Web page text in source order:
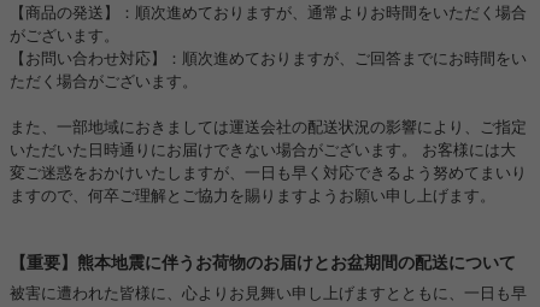
【商品の発送】：順次進めておりますが、通常よりお時間をいただく場合
がございます。
【お問い合わせ対応】：順次進めておりますが、ご回答までにお時間をい
ただく場合がございます。
また、一部地域におきましては運送会社の配送状況の影響により、ご指定
いただいた日時通りにお届けできない場合がございます。 お客様には大
変ご迷惑をおかけいたしますが、一日も早く対応できるよう努めてまいり
ますので、何卒ご理解とご協力を賜りますようお願い申し上げます。
【重要】熊本地震に伴うお荷物のお届けとお盆期間の配送について
被害に遭われた皆様に、心よりお見舞い申し上げますとともに、一日も早